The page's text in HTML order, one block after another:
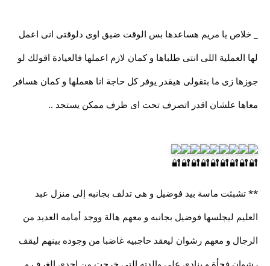
_ خلاص يا مريم هساعدها بس الوقت ضيق اوى دلوقتى انى اعمل
لها العملية اللى انتى طلباها و كمان لازم اعملها فالعيادة اقولك لو
جوزها زى ما بتقولى هيقدر يوفر كل حاجة انا هعملها و كمان هسافر
معاها علشان اقدر اتصرف تحت اى ظرف ممكن يستجد ..
** تشبثت ماسة بيد فوضيل و هى تدلف بجانبه إلى منزل عبد
العليم ليجلسها فوضيل بجانبه و معهم هالة ووجد أمامه العديد من
الرجال و معهم رشوان ليعقد حاجبيه غاضبا من وجوده بينهم ليقف
رشوان فجأة و ينادى على والدته التى خرجت من إحدى الغرف و